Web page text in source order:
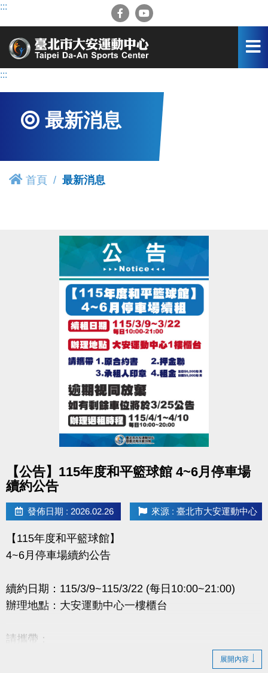
跳
容
:::
:::
最新消息
首頁 最新消息
【公告】115年度和平籃球館 4~6月停車場
續約公告
發佈日期 : 2026.02.26 來源 : 臺北市大安運動中心
【115年度和平籃球館】
4~6月停車場續約公告
續約日期：115/3/9~115/3/22 (每日10:00~21:00)
辦理地點：大安運動中心一樓櫃台
請攜帶：
展開內容